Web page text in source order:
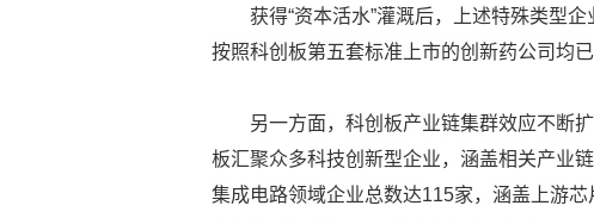
获得“资本活水”灌溉后，上述特殊类型
按照科创板第五套标准上市的创新药公司均
另一方面，科创板产业链集群效应不断
板汇聚众多科技创新型企业，涵盖相关产业
集成电路领域企业总数达115家，涵盖上游